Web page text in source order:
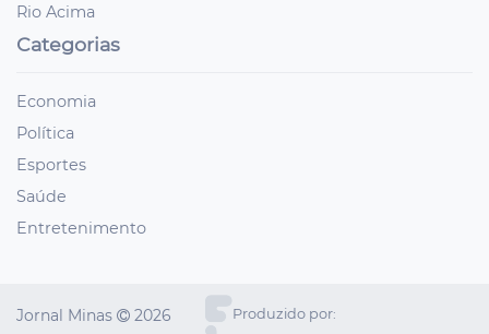
Rio Acima
Categorias
Economia
Política
Esportes
Saúde
Entretenimento
Jornal Minas 2026 Produzido por: